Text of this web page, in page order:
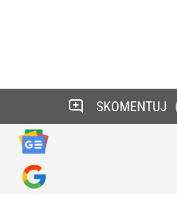
SKOMENTUJ